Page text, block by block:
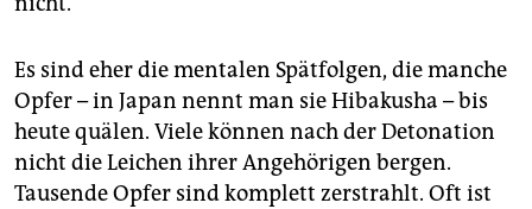
Es sind eher die mentalen Spätfolgen, die manche
Opfer – in Japan nennt man sie Hibakusha – bis
heute quälen. Viele können nach der Detonation
nicht die Leichen ihrer Angehörigen bergen.
Tausende Opfer sind komplett zerstrahlt. Oft ist